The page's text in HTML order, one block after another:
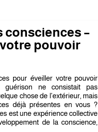
consciences –
pouvoir
pour éveiller votre pouvoir
ne consistait pas
chose de l'extérieur, mais
déjà présentes en vous ?
est une expérience collective
de la conscience,